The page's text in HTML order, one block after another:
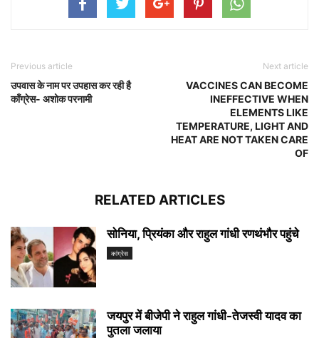
Previous article
उपवास के नाम पर उपहास कर रही है
काँग्रेस- अशोक परनामी
Next article
VACCINES CAN BECOME
INEFFECTIVE WHEN
ELEMENTS LIKE
TEMPERATURE, LIGHT AND
HEAT ARE NOT TAKEN CARE
OF
RELATED ARTICLES
सोनिया, प्रियंका और राहुल गांधी रणथंभौर पहुंचे
कांग्रेस
जयपुर में बीजेपी ने राहुल गांधी-तेजस्वी यादव का
पुतला जलाया